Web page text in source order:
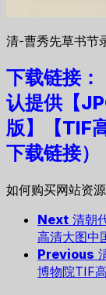
清-曹秀先草书
下载链接：
认提供【
版】【TIF
下载链接）
如何购买网站资源
Next 清朝
高清大图中
Previous
博物院TIF